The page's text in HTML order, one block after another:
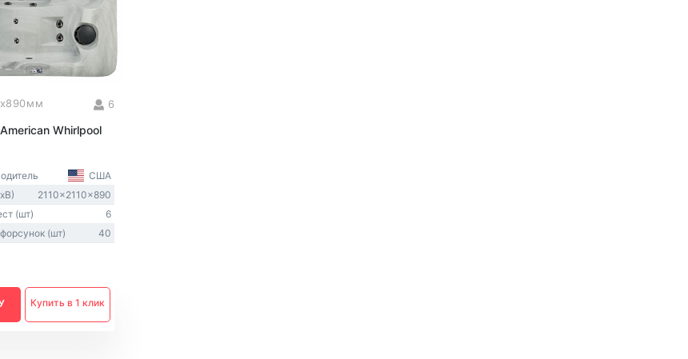
6
Whirlpool
США
2110x2110x890
(шт)
6
(шт)
40
Купить в 1 клик